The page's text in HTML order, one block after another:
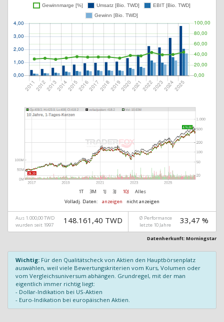
1T 3M 1J 3J 10J
Alles
Volladj. Daten:
anzeigen nicht anzeigen
Aus 1.000,00 TWD
wurden seit 1997
148.161,40 TWD
Ø Performance
letzte 10 Jahre
33,47 %
Datenherkunft: Morningstar
Wichtig: Für den Qualitätscheck von Aktien den Hauptbörsenplatz
auswählen, weil viele Bewertungskriterien vom Kurs, Volumen oder
vom Vergleichsuniversum abhängen. Grundregel, mit der man
eigentlich immer richtig liegt:
- Dollar-Indikation bei US-Aktien
- Euro-Indikation bei europäischen Aktien.